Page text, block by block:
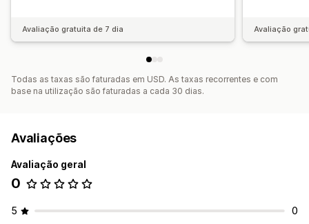
Avaliação gratuita de 7 dia Avaliação
Todas as taxas são faturadas em USD. As taxas recorrentes e com
base na utilização são faturadas a cada 30 dias.
Avaliações
Avaliação geral
0
5 0